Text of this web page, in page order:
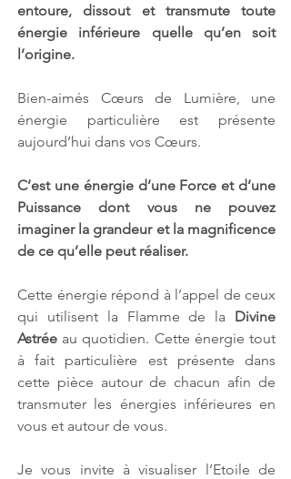
entoure, dissout et transmute toute
énergie inférieure quelle qu’en soit
l’origine.
Bien-aimés Cœurs de Lumière, une
énergie particulière est présente
aujourd’hui dans vos Cœurs.
C’est une énergie d’une Force et d’une
Puissance dont vous ne pouvez
imaginer la grandeur et la magnificence
de ce qu’elle peut réaliser.
Cette énergie répond à l’appel de ceux
qui utilisent la Flamme de la Divine
Astrée au quotidien. Cette énergie tout
à fait particulière est présente dans
cette pièce autour de chacun afin de
transmuter les énergies inférieures en
vous et autour de vous.
Je vous invite à visualiser l’Etoile de